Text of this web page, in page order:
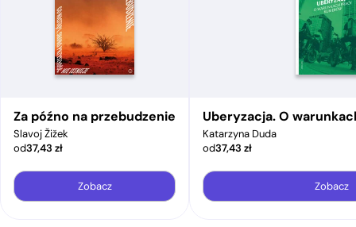
Za późno na przebudzenie
Slavoj Žižek
od37,43 zł
Zobacz
Uberyzacja. O
Katarzyna Duda
od37,43 zł
Zobacz